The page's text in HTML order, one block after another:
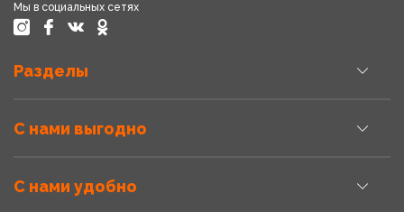
Мы в социальных сетях
Разделы
С нами выгодно
С нами удобно